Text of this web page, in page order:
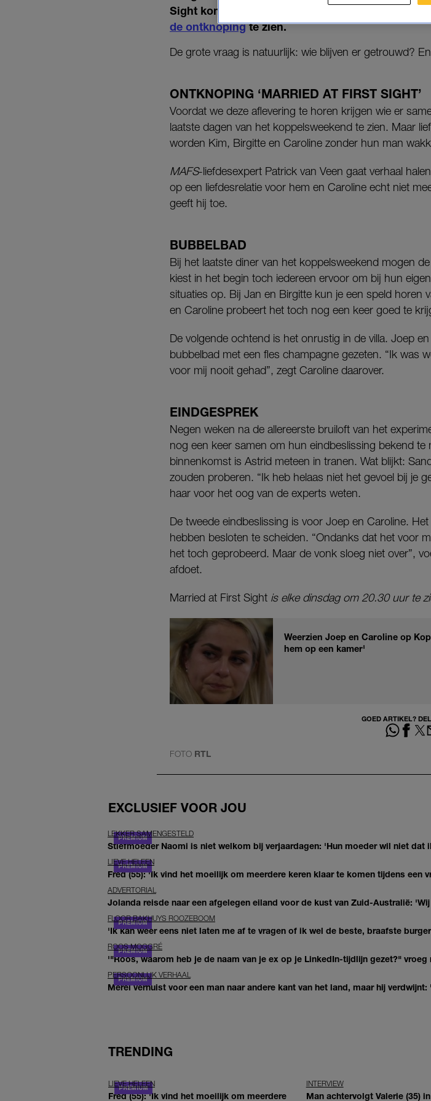
Sight komt deze week helaas tot een eind.
de ontknopingte zien.
De grote vraag is natuurlijk: wie blijven er getrouwd?
ONTKNOPING ‘MARRIED AT FIRST SIGHT’
Voordat we deze aflevering te horen krijgen wie er
laatste dagen van het koppelsweekend te zien. Maar
worden Kim, Birgitte en Caroline zonder hun man
MAFS-liefdesexpert Patrick van Veen gaat verhaal
op een liefdesrelatie voor hem en Caroline echt niet
geeft hij toe.
BUBBELBAD
Bij het laatste diner van het koppelsweekend mogen
kiest in het begin toch iedereen ervoor om bij hun
situaties op. Bij Jan en Birgitte kun je een speld horen
en Caroline probeert het toch nog een keer goed te
De volgende ochtend is het onrustig in de villa. Joep
bubbelbad met een fles champagne gezeten. “Ik was
voor mij nooit gehad”, zegt Caroline daarover.
EINDGESPREK
Negen weken na de allereerste bruiloft van het
nog een keer samen om hun eindbeslissing bekend
binnenkomst is Astrid meteen in tranen. Wat blijkt:
zouden proberen. “Ik heb helaas niet het gevoel bij je
haar voor het oog van de experts weten.
De tweede eindbeslissing is voor Joep en Caroline.
hebben besloten te scheiden. “Ondanks dat het voor
het toch geprobeerd. Maar de vonk sloeg niet over”,
afdoet.
Married at First Sight is elke dinsdag om 20.30 uur te
Weerzien Joep en Caroline op
hem op een kamer'
GOED ARTIKEL?
FOTO RTL
EXCLUSIEF VOOR JOU
LEKKER SAMENGESTELD
Stiefmoeder Naomi is niet welkom bij verjaardagen: 'Hun moeder wil niet dat
LIEVE HELEEN
Fred (55): 'Ik vind het moeilijk om meerdere keren klaar te komen tijdens een
ADVERTORIAL
Jolanda reisde naar een afgelegen eiland voor de kust van Zuid-Australië:
FLOOR BAKHUYS ROOZEBOOM
'Ik kan weer eens niet laten me af te vragen of ik wel de beste, braafste
ROOS MOGGRÉ
'"Roos, waarom heb je de naam van je ex op je LinkedIn-tijdlijn gezet?" vroeg
PERSOONLIJK VERHAAL
Merel verhuist voor een man naar andere kant van het land, maar hij
TRENDING
LIEVE HELEEN
Fred (55): 'Ik vind het moeilijk om meerdere
INTERVIEW
Man achtervolgt Valerie (35)